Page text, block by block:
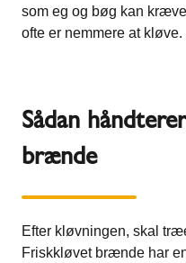
som eg og bøg kan
ofte er nemmere at kløve.
Sådan
brænde
Efter kløvningen, skal
Friskkløvet brænde har